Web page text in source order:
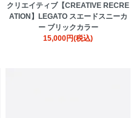
クリエイティブ【CREATIVE RECRE
ATION】LEGATO スエードスニーカ
ー ブリックカラー
15,000円(税込)